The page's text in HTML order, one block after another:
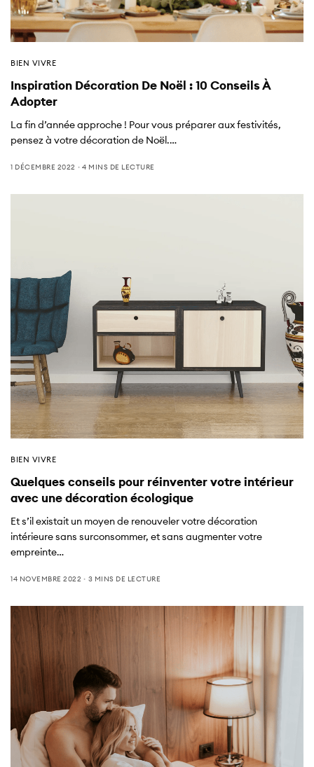
BIEN VIVRE
Inspiration Décoration De Noël : 10 Conseils À
Adopter
La fin d’année approche ! Pour vous préparer aux festivités,
pensez à votre décoration de Noël.…
1 DÉCEMBRE 2022 4 MINS DE LECTURE
BIEN VIVRE
Quelques conseils pour réinventer votre intérieur
avec une décoration écologique
Et s’il existait un moyen de renouveler votre décoration
intérieure sans surconsommer, et sans augmenter votre
empreinte…
14 NOVEMBRE 2022 3 MINS DE LECTURE